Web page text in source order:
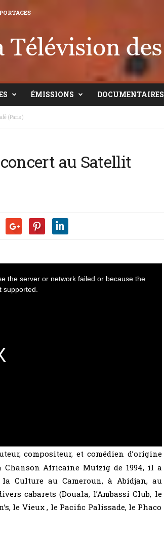
ÉMISSIONS DOCUMENTAIRES
(Paris )
au Satellit
the server or network failed or because the
supported.
compositeur, et comédien d’origine
Chanson Africaine Mutzig de 1994, il a
Culture au Cameroun, à Abidjan, au
cabarets (Douala, l’Ambassi Club, le
le Vieux , le Pacific Palissade, le Phaco